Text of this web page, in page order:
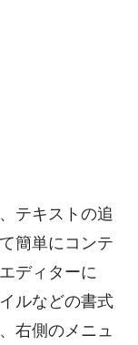
テキストの追
簡単にコンテ
ディターに
ルなどの書式
右側のメニュ